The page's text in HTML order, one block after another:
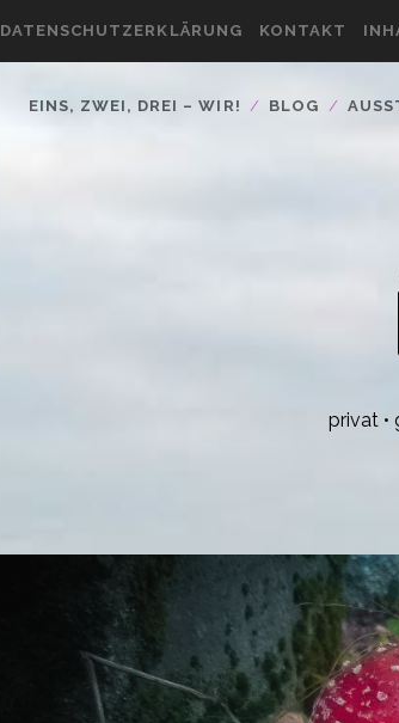
DATENSCHUTZERKLÄRUNG KONTAKT
EINS, ZWEI, DREI – WIR! BLOG
privat •